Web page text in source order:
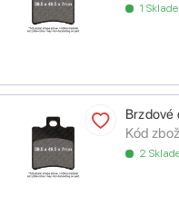
1
Brzdové
Kód
2